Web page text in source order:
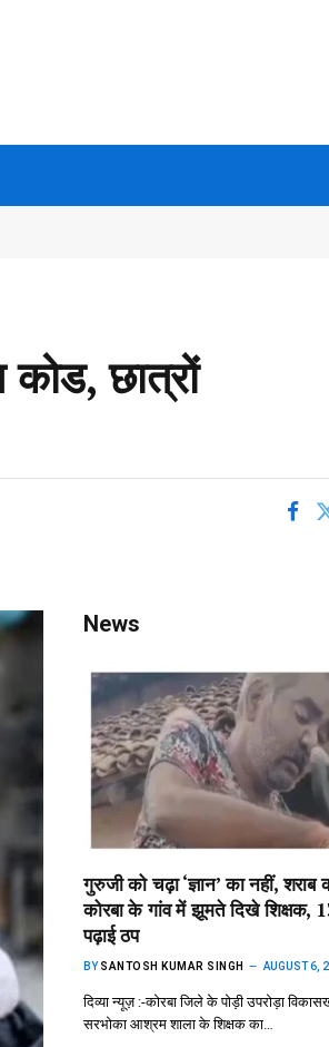
छात्रों
News
गुरुजी को चढ़ा ‘ज्ञान’ का नहीं, शराब
कोरबा के गांव में झूमते दिखे शिक्षक,
पढ़ाई ठप
BY SANTOSH KUMAR SINGH AUGUST 6,
दिव्या न्यूज़ :-कोरबा जिले के पोड़ी उपरोड़ा
सरभोका आश्रम शाला के शिक्षक का…